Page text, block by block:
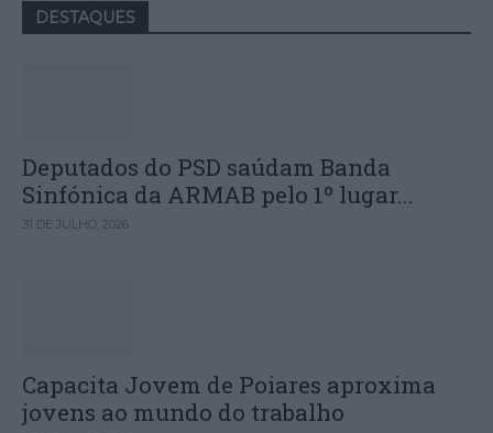
DESTAQUES
Deputados do PSD saúdam Banda
Sinfónica da ARMAB pelo 1º lugar...
31 DE JULHO, 2026
Capacita Jovem de Poiares aproxima
jovens ao mundo do trabalho